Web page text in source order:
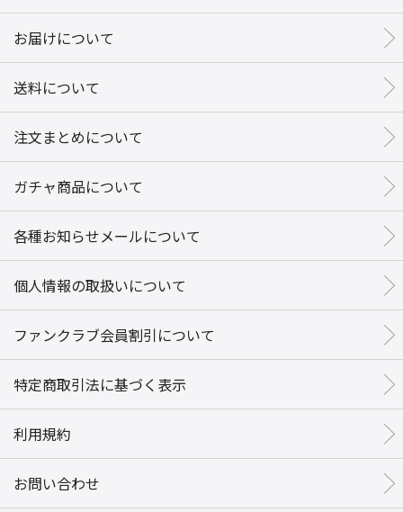
お届けについて
送料について
注文まとめについて
ガチャ商品について
各種お知らせメールについて
個人情報の取扱いについて
ファンクラブ会員割引について
特定商取引法に基づく表示
利用規約
お問い合わせ